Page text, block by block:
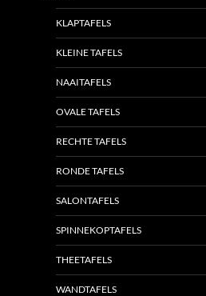
KLAPTAFELS
KLEINE TAFELS
NAAITAFELS
OVALE TAFELS
RECHTE TAFELS
RONDE TAFELS
SALONTAFELS
SPINNEKOPTAFELS
THEETAFELS
WANDTAFELS